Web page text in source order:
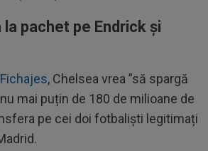
pachet pe Endrick și
Fichajes, Chelsea vrea ”să spargă
mai puțin de 180 de milioane de
pe cei doi fotbaliști legitimați